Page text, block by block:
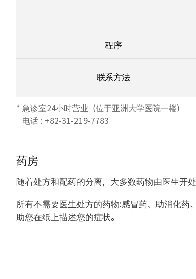
程序
联系方法
急诊室24小时营业（位于亚洲大学医院一楼）
电话 : +82-31-219-7783
药房
随着处方和配药的分离，大多数药物由医生开处
所有不需要医生处方的药物:感冒药、助消化药
助您在纸上描述您的症状。